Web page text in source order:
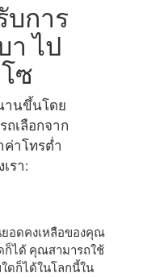
บการ
า ไป
ซ
านขึ้นโดย
ถเลือกจาก
ค่าโทรต่ำ
รา:
ยอดคงเหลือของคุณ
ก็ได้ คุณสามารถใช้
ดก็ได้ในโลกนี้ใน